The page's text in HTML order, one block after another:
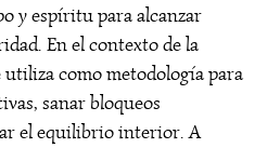
y espíritu para alcanzar
En el contexto de la
como metodología para
sanar bloqueos
el equilibrio interior. A